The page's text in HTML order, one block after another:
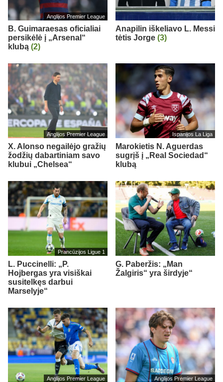
Anglijos Premier League
B. Guimaraesas oficialiai
persikėlė į „Arsenal“
klubą (2)
Anapilin iškeliavo L. Messi
tėtis Jorge (3)
Anglijos Premier League
X. Alonso negailėjo gražių
žodžių dabartiniam savo
klubui „Chelsea“
Ispanijos La Liga
Marokietis N. Aguerdas
sugrįš į „Real Sociedad“
klubą
Prancūzijos Ligue 1
L. Puccinelli: „P.
Hojbergas yra visiškai
susitelkęs darbui
Marselyje“
G. Paberžis: „Man
Žalgiris“ yra širdyje“
Anglijos Premier League Anglijos Premier League